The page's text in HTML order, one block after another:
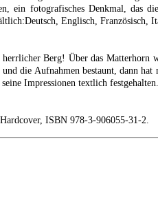
ein fotografisches Denkmal, das
Englisch, Französisch,
Berg! Über das Matterhorn
die Aufnahmen bestaunt, dann
Impressionen textlich
ISBN 978-3-906055-31-2.